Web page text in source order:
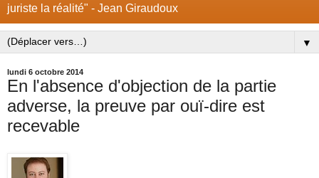
juriste la réalité" - Jean Giraudoux
▼
lundi 6 octobre 2014
En l'absence d'objection de la partie
adverse, la preuve par ouï-dire est
recevable